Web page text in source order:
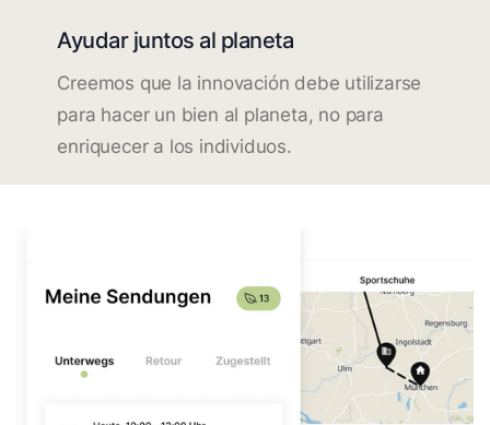
Ayudar juntos al planeta
Creemos que la innovación debe utilizarse
para hacer un bien al planeta, no para
enriquecer a los individuos.